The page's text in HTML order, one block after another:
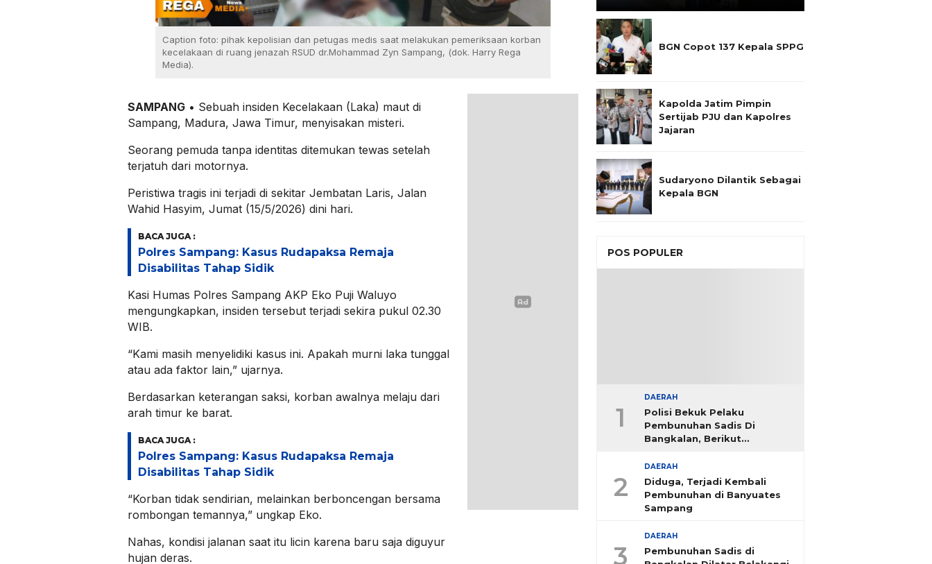
Caption foto: pihak kepolisian dan petugas medis saat melakukan pemeriksaan korban
kecelakaan di ruang jenazah RSUD dr.Mohammad Zyn Sampang, (dok. Harry Rega
Media).
SAMPANG • Sebuah insiden Kecelakaan (Laka) maut di
Sampang, Madura, Jawa Timur, menyisakan misteri.
Seorang pemuda tanpa identitas ditemukan tewas setelah
terjatuh dari motornya.
Peristiwa tragis ini terjadi di sekitar Jembatan Laris, Jalan
Wahid Hasyim, Jumat (15/5/2026) dini hari.
BACA JUGA :
Polres Sampang: Kasus Rudapaksa Remaja
Disabilitas Tahap Sidik
Kasi Humas Polres Sampang AKP Eko Puji Waluyo
mengungkapkan, insiden tersebut terjadi sekira pukul 02.30
WIB.
“Kami masih menyelidiki kasus ini. Apakah murni laka tunggal
atau ada faktor lain,” ujarnya.
Berdasarkan keterangan saksi, korban awalnya melaju dari
arah timur ke barat.
BACA JUGA :
Polres Sampang: Kasus Rudapaksa Remaja
Disabilitas Tahap Sidik
“Korban tidak sendirian, melainkan berboncengan bersama
rombongan temannya,” ungkap Eko.
Nahas, kondisi jalanan saat itu licin karena baru saja diguyur
hujan deras.
BGN Copot 137 Kepala SPPG
Kapolda Jatim Pimpin
Sertijab PJU dan Kapolres
Jajaran
Sudaryono Dilantik Sebagai
Kepala BGN
POS POPULER
1
DAERAH
Polisi Bekuk Pelaku
Pembunuhan Sadis Di
Bangkalan, Berikut
2
DAERAH
Diduga, Terjadi Kembali
Pembunuhan di Banyuates
Sampang
3
DAERAH
Pembunuhan Sadis di